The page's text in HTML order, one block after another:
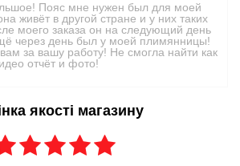
Пояс мне нужен был для моей
живёт в другой стране и у них таких
моего заказа он на следующий день
через день был у моей плимянницы!
за вашу работу! Не смогла найти как
отчёт и фото!
якості магазину